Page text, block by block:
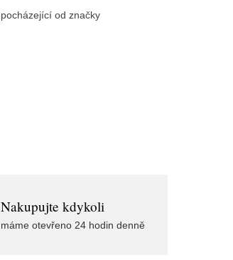
pocházející od značky
Nakupujte kdykoli
máme otevřeno 24 hodin denně